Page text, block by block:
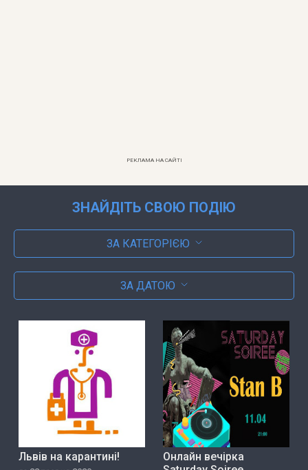
РЕКЛАМА НА САЙТІ
ЗНАЙДІТЬ СВОЮ ПОДІЮ
ЗА КАТЕГОРІЄЮ
ЗА ДАТОЮ
Львів на карантині!
Онлайн вечірка